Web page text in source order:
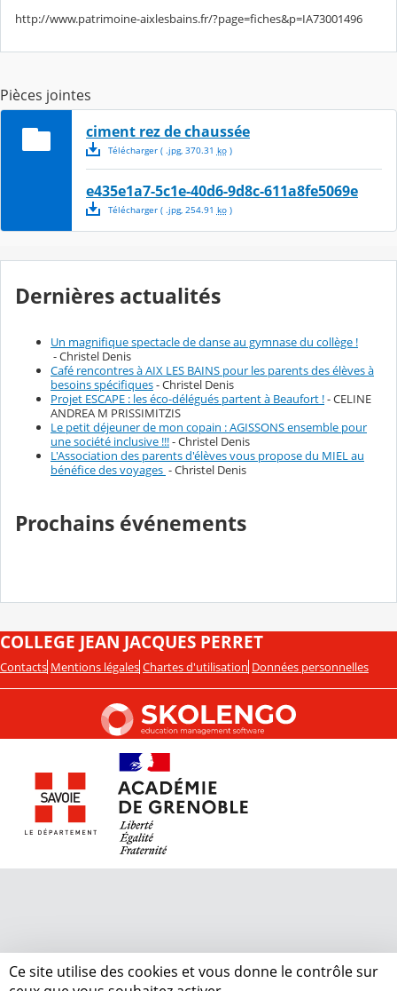
http://www.patrimoine-aixlesbains.fr/?page=fiches&p=IA73001496
Pièces jointes
ciment rez de chaussée
Télécharger( .jpg, 370.31 ko)
e435e1a7-5c1e-40d6-9d8c-611a8fe5069e
Télécharger( .jpg, 254.91 ko)
Dernières actualités
Un magnifique spectacle de danse au gymnase du collège !
- Christel Denis
Café rencontres à AIX LES BAINS pour les parents des élèves à
besoins spécifiques- Christel Denis
Projet ESCAPE : les éco-délégués partent à Beaufort !- CELINE
ANDREA M PRISSIMITZIS
Le petit déjeuner de mon copain : AGISSONS ensemble pour
une société inclusive !!!- Christel Denis
L'Association des parents d'élèves vous propose du MIEL au
bénéfice des voyages - Christel Denis
Prochains événements
COLLEGE JEAN JACQUES PERRET
Contacts Mentions légales Chartes d'utilisation Données personnelles
Ce site utilise des cookies et vous donne le contrôle sur